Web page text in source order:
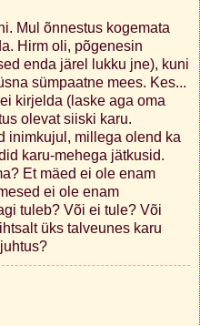
Mul õnnestus kogemata
Hirm oli, põgenesin
enda järel lukku jne), kuni
sümpaatne mees. Kes...
kirjelda (laske aga oma
olevat siiski karu.
inimkujul, millega olend ka
karu-mehega jätkusid.
Et mäed ei ole enam
ei ole enam
tuleb? Või ei tule? Või
üks talveunes karu